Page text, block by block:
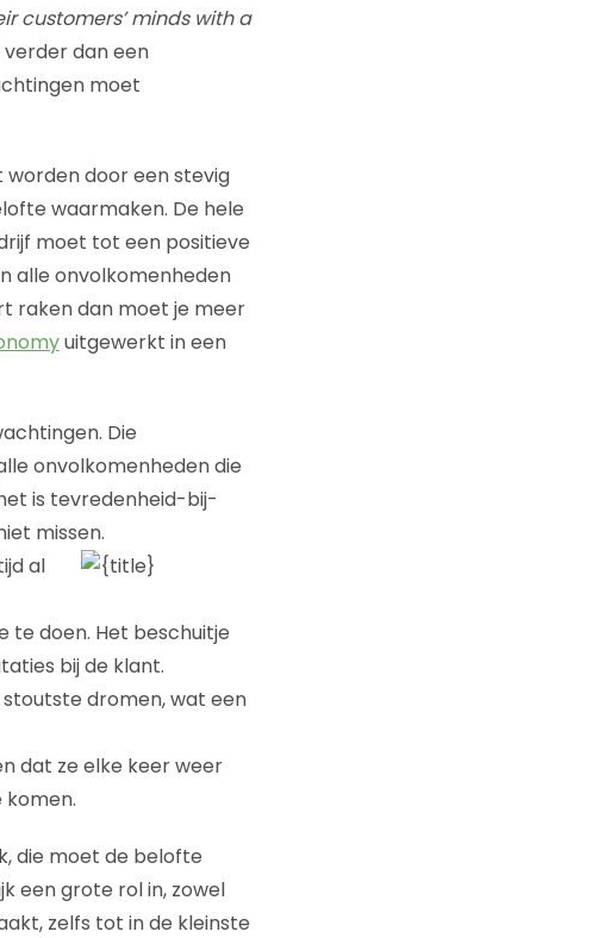
customers’ minds with a
dan een
moet
door een stevig
waarmaken. De hele
moet tot een positieve
alle onvolkomenheden
raken dan moet je meer
uitgewerkt in een
Die
onvolkomenheden die
is tevredenheid-bij-
missen.
al
te doen. Het beschuitje
bij de klant.
dromen, wat een
dat ze elke keer weer
die moet de belofte
een grote rol in, zowel
zelfs tot in de kleinste